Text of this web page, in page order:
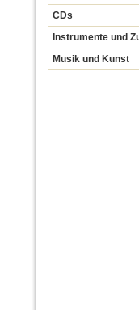
CDs
Instrumente und
Musik und Kunst